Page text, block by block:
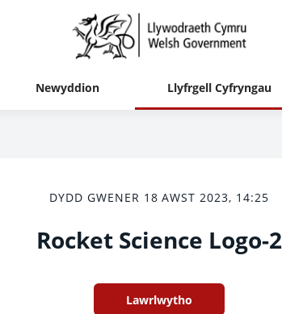
Newyddion Llyfrgell Cyfryngau
DYDD GWENER 18 AWST 2023, 14:25
Rocket Science Logo-2
Lawrlwytho